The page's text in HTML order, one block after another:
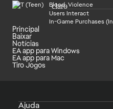
Blood, Violence
Users Interact
In-Game Purchases
Principal
Baixar
Notícias
EA app para Windows
EA app para Mac
Tiro Jogos
Ajuda